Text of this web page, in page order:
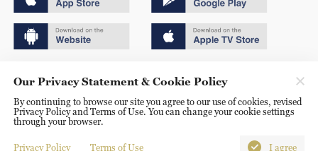
京ICP备20000184号
京公网安备 11010502050052号
Disinformation report hotline: 010-85061466
Our Privacy Statement & Cookie Policy
By continuing to browse our site you agree to our use of cookies, revised
Privacy Policy and Terms of Use. You can change your cookie settings
through your browser.
Privacy Policy Terms of Use I agree